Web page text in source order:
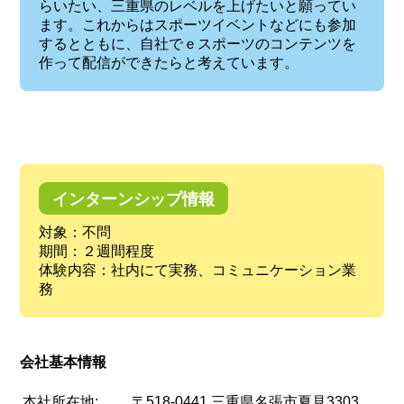
らいたい、三重県のレベルを上げたいと願ってい
ます。これからはスポーツイベントなどにも参加
するとともに、自社でｅスポーツのコンテンツを
作って配信ができたらと考えています。
インターンシップ情報
対象：不問
期間：２週間程度
体験内容：社内にて実務、コミュニケーション業
務
会社基本情報